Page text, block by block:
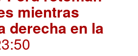
mientras
derecha en la